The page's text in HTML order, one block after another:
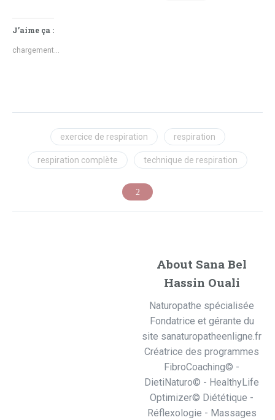
J’aime ça :
chargement…
exercice de respiration respiration
respiration complète technique de respiration
About Sana Bel
Hassin Ouali
Naturopathe spécialisée
Fondatrice et gérante du
site sanaturopatheenligne.fr
Créatrice des programmes
FibroCoaching© -
DietiNaturo© - HealthyLife
Optimizer© Diététique -
Réflexologie - Massages